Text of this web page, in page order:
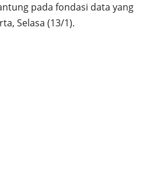
pada fondasi data yang
Selasa (13/1).